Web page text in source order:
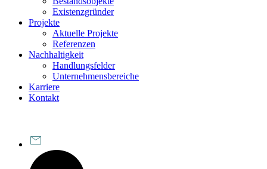
Existenzgründer
Projekte
Aktuelle Projekte
Referenzen
Nachhaltigkeit
Handlungsfelder
Unternehmensbereiche
Karriere
Kontakt